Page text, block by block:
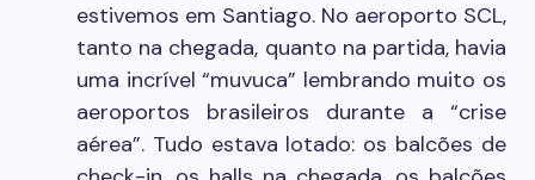
estivemos em Santiago. No aeroporto SCL,
tanto na chegada, quanto na partida, havia
uma incrível “muvuca” lembrando muito os
aeroportos brasileiros durante a “crise
aérea”. Tudo estava lotado: os balcões de